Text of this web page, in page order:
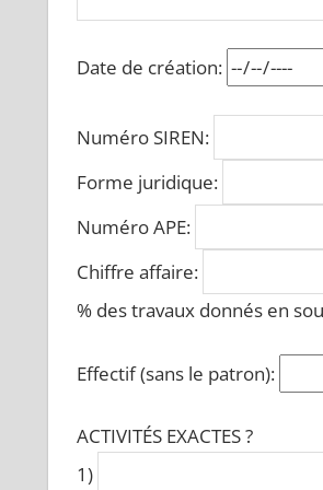
Date de création:
Numéro SIREN:
Forme juridique:
Numéro APE:
Chiffre affaire:
% des travaux donnés en
Effectif (sans le patron):
ACTIVITÉS EXACTES ?
1)